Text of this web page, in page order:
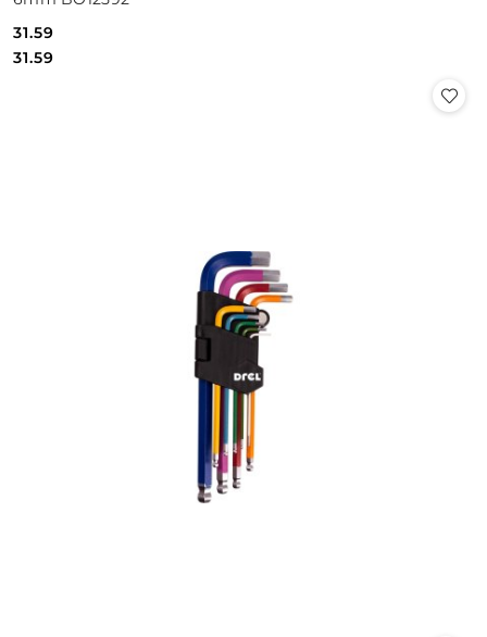
Cena:
31.59
Cena:
31.59